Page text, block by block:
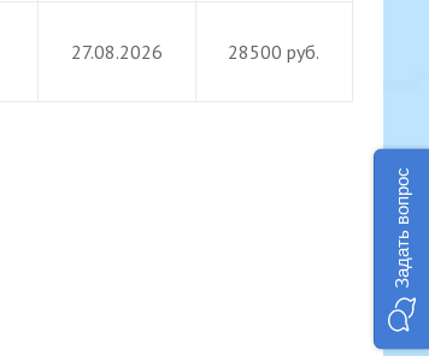
27.08.2026 28500 руб.
Задать вопрос